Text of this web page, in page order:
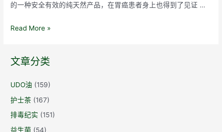
态
的一种安全有效的纯天然产品，在胃癌患者身上也得到了见证 …
护
纪
37：
喉
癌
和
Read More »
文章分类
UDO油 (159)
护士茶 (167)
排毒纪实 (151)
益生菌 (54)